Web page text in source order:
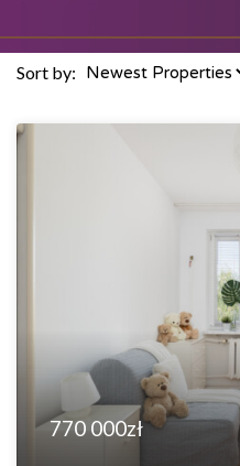
Sort by:
770 000zł